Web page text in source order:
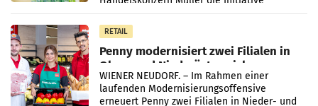
„Kreislauf-Helden“ in allen österreichischen
Müller-Filialen
RETAIL
Penny modernisiert zwei Filialen in
Ober- und Niederösterreich
WIENER NEUDORF. – Im Rahmen einer
laufenden Modernisierungsoffensive
erneuert Penny zwei Filialen in Nieder- und